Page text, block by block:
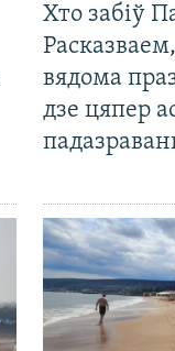
Хто забіў
вядома
дзе цяпер